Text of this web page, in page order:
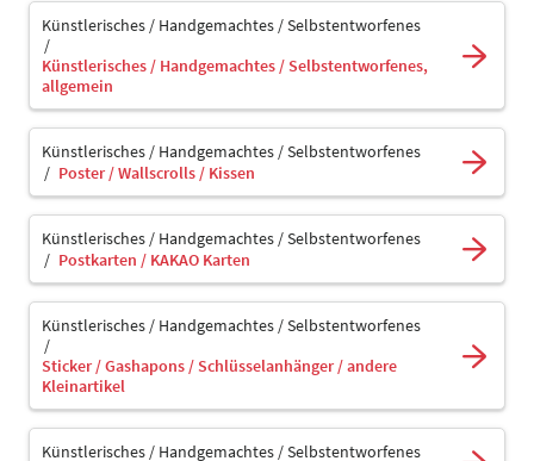
Künstlerisches / Handgemachtes / Selbstentworfenes
Künstlerisches / Handgemachtes / Selbstentworfenes,
allgemein
Künstlerisches / Handgemachtes / Selbstentworfenes
Poster / Wallscrolls / Kissen
Künstlerisches / Handgemachtes / Selbstentworfenes
Postkarten / KAKAO Karten
Künstlerisches / Handgemachtes / Selbstentworfenes
Sticker / Gashapons / Schlüsselanhänger / andere
Kleinartikel
Künstlerisches / Handgemachtes / Selbstentworfenes